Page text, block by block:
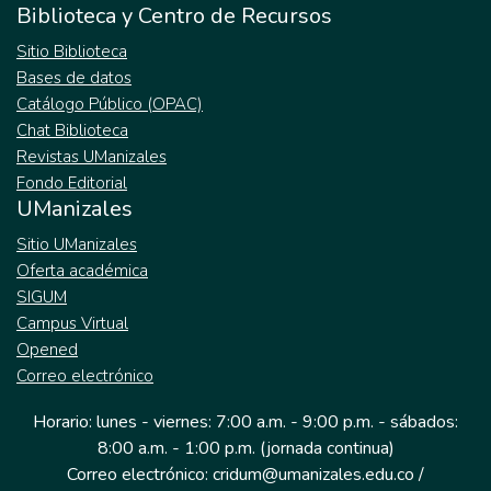
Biblioteca y Centro de Recursos
Sitio Biblioteca
Bases de datos
Catálogo Público (OPAC)
Chat Biblioteca
Revistas UManizales
Fondo Editorial
UManizales
Sitio UManizales
Oferta académica
SIGUM
Campus Virtual
Opened
Correo electrónico
Horario: lunes - viernes: 7:00 a.m. - 9:00 p.m. - sábados:
8:00 a.m. - 1:00 p.m. (jornada continua)
Correo electrónico: cridum@umanizales.edu.co /